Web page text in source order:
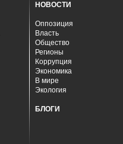
НОВОСТИ
Оппозиция
Власть
Общество
Регионы
Коррупция
Экономика
В мире
Экология
БЛОГИ